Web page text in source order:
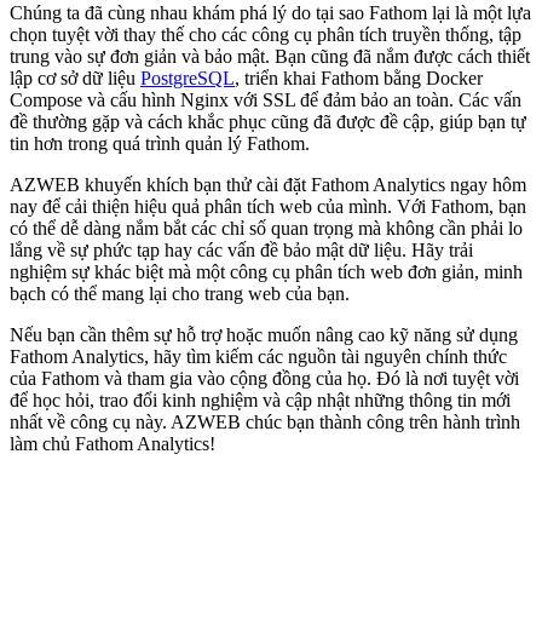
Chúng ta đã cùng nhau khám phá lý do tại sao Fathom lại là một lựa
chọn tuyệt vời thay thế cho các công cụ phân tích truyền thống, tập
trung vào sự đơn giản và bảo mật. Bạn cũng đã nắm được cách thiết
lập cơ sở dữ liệu PostgreSQL, triển khai Fathom bằng Docker
Compose và cấu hình Nginx với SSL để đảm bảo an toàn. Các vấn
đề thường gặp và cách khắc phục cũng đã được đề cập, giúp bạn tự
tin hơn trong quá trình quản lý Fathom.
AZWEB khuyến khích bạn thử cài đặt Fathom Analytics ngay hôm
nay để cải thiện hiệu quả phân tích web của mình. Với Fathom, bạn
có thể dễ dàng nắm bắt các chỉ số quan trọng mà không cần phải lo
lắng về sự phức tạp hay các vấn đề bảo mật dữ liệu. Hãy trải
nghiệm sự khác biệt mà một công cụ phân tích web đơn giản, minh
bạch có thể mang lại cho trang web của bạn.
Nếu bạn cần thêm sự hỗ trợ hoặc muốn nâng cao kỹ năng sử dụng
Fathom Analytics, hãy tìm kiếm các nguồn tài nguyên chính thức
của Fathom và tham gia vào cộng đồng của họ. Đó là nơi tuyệt vời
để học hỏi, trao đổi kinh nghiệm và cập nhật những thông tin mới
nhất về công cụ này. AZWEB chúc bạn thành công trên hành trình
làm chủ Fathom Analytics!